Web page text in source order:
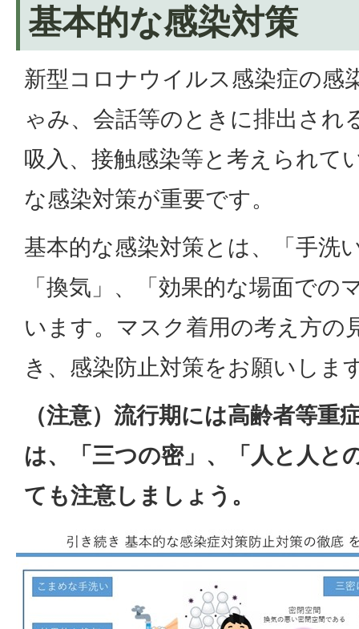
基本的な感染対策
新型コロナウイルス感染症の感
ゃみ、会話等のときに排出され
吸入、接触感染等と考えられて
な感染対策が重要です。
基本的な感染対策とは、「手洗
「換気」、「効果的な場面での
います。マスク着用の考え方の
き、感染防止対策をお願いしま
（注意）流行期には高齢者等重
は、「三つの密」、「人と人と
ても注意しましょう。